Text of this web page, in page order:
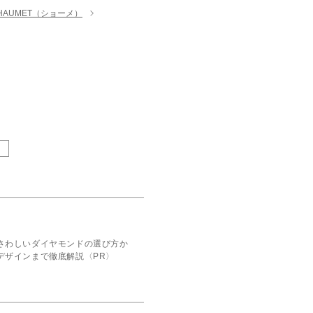
（ショーメ）
わしいダイヤモンドの選び方か
ザインまで徹底解説〈PR〉